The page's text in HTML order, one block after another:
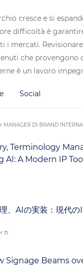
cresce e si
difficoltà è
i mercati.
che provengono
è un lavoro
soluzione ti
gli unici responsabili
di
Social
DI BRAND
Terminology
A Modern IP
、AIの実装：現代の
カ
Signage Beams